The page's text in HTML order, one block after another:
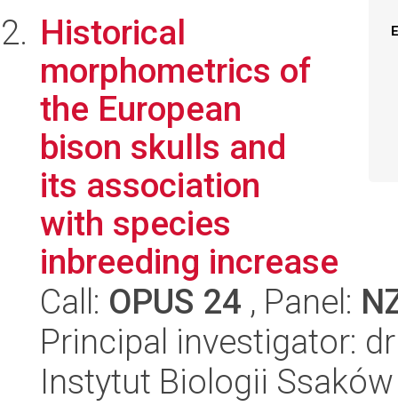
Historical
morphometrics of
the European
bison skulls and
its association
with species
inbreeding increase
Call: OPUS 24 , Panel:
Principal investigator:
Instytut Biologii Ssaków